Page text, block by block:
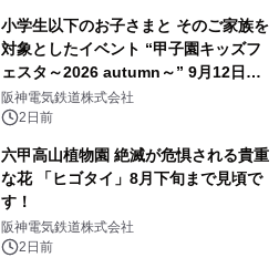
小学生以下のお子さまと そのご家族を
対象としたイベント “甲子園キッズフ
ェスタ～2026 autumn～” 9月12日
（土）開催決定！ ～はたらくくるまが
阪神甲子園球場に大集合！～
阪神電気鉄道株式会社
2日前
六甲高山植物園 絶滅が危惧される貴重
な花 「ヒゴタイ」8月下旬まで見頃で
す！
阪神電気鉄道株式会社
2日前